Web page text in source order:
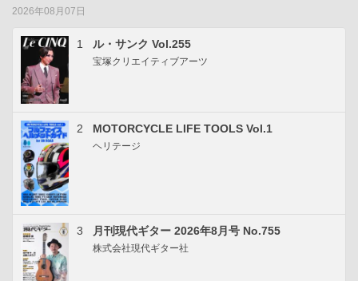
2026年08月07日
1 ル・サンク Vol.255
宝塚クリエイティブアーツ
2 MOTORCYCLE LIFE TOOLS Vol.1
ヘリテージ
3 月刊現代ギター 2026年8月号 No.755
株式会社現代ギター社